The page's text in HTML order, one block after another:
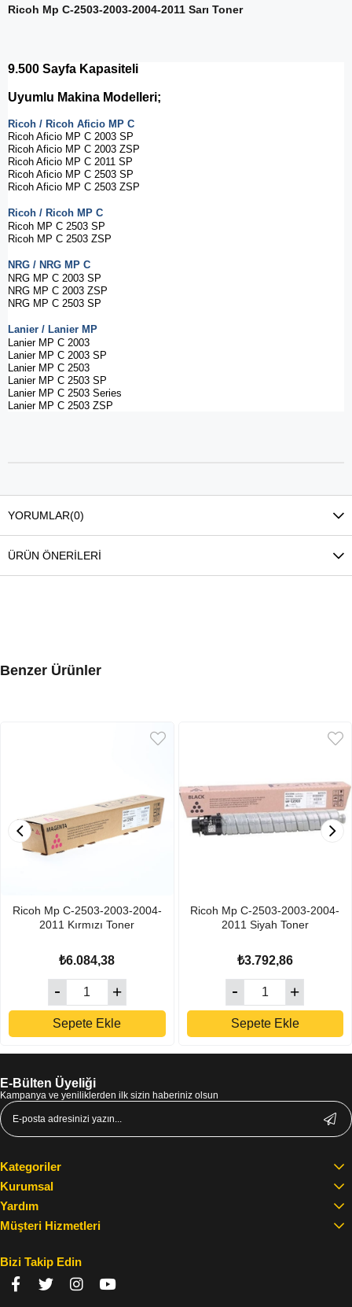
Ricoh Mp C-2503-2003-2004-2011 Sarı Toner
9.500 Sayfa Kapasiteli
Uyumlu Makina Modelleri;
Ricoh / Ricoh Aficio MP C
Ricoh Aficio MP C 2003 SP
Ricoh Aficio MP C 2003 ZSP
Ricoh Aficio MP C 2011 SP
Ricoh Aficio MP C 2503 SP
Ricoh Aficio MP C 2503 ZSP
Ricoh / Ricoh MP C
Ricoh MP C 2503 SP
Ricoh MP C 2503 ZSP
NRG / NRG MP C
NRG MP C 2003 SP
NRG MP C 2003 ZSP
NRG MP C 2503 SP
Lanier / Lanier MP
Lanier MP C 2003
Lanier MP C 2003 SP
Lanier MP C 2503
Lanier MP C 2503 SP
Lanier MP C 2503 Series
Lanier MP C 2503 ZSP
YORUMLAR(0)
ÜRÜN ÖNERILERI
Benzer Ürünler
Ricoh Mp C-2503-2003-2004-
2011 Kırmızı Toner
₺6.084,38
Sepete Ekle
Ricoh Mp C-2503-2003-2004-
2011 Siyah Toner
₺3.792,86
Sepete Ekle
E-Bülten Üyeliği
Kampanya ve yeniliklerden ilk sizin haberiniz olsun
Kategoriler
Kurumsal
Yardım
Müşteri Hizmetleri
Bizi Takip Edin